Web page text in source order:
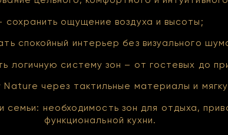
сохранить ощущение воздуха и высоты;
спокойный интерьер без визуального
логичную систему зон – от гостевых до
Nature через тактильные материалы и
семьи: необходимость зон для отдыха,
функциональной кухни.